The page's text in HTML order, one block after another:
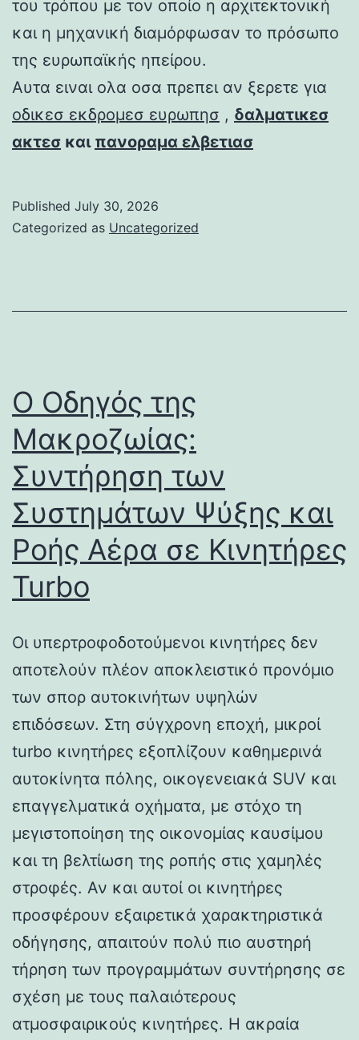
του τρόπου με τον οποίο η αρχιτεκτονική
και η μηχανική διαμόρφωσαν το πρόσωπο
της ευρωπαϊκής ηπείρου.
Αυτα ειναι ολα οσα πρεπει αν ξερετε για
οδικεσ εκδρομεσ ευρωπησ , δαλματικεσ
ακτεσ και πανοραμα ελβετιασ
Published July 30, 2026
Categorized as Uncategorized
Ο Οδηγός της
Μακροζωίας:
Συντήρηση των
Συστημάτων Ψύξης και
Ροής Αέρα σε Κινητήρες
Turbo
Οι υπερτροφοδοτούμενοι κινητήρες δεν
αποτελούν πλέον αποκλειστικό προνόμιο
των σπορ αυτοκινήτων υψηλών
επιδόσεων. Στη σύγχρονη εποχή, μικροί
turbo κινητήρες εξοπλίζουν καθημερινά
αυτοκίνητα πόλης, οικογενειακά SUV και
επαγγελματικά οχήματα, με στόχο τη
μεγιστοποίηση της οικονομίας καυσίμου
και τη βελτίωση της ροπής στις χαμηλές
στροφές. Αν και αυτοί οι κινητήρες
προσφέρουν εξαιρετικά χαρακτηριστικά
οδήγησης, απαιτούν πολύ πιο αυστηρή
τήρηση των προγραμμάτων συντήρησης σε
σχέση με τους παλαιότερους
ατμοσφαιρικούς κινητήρες. Η ακραία